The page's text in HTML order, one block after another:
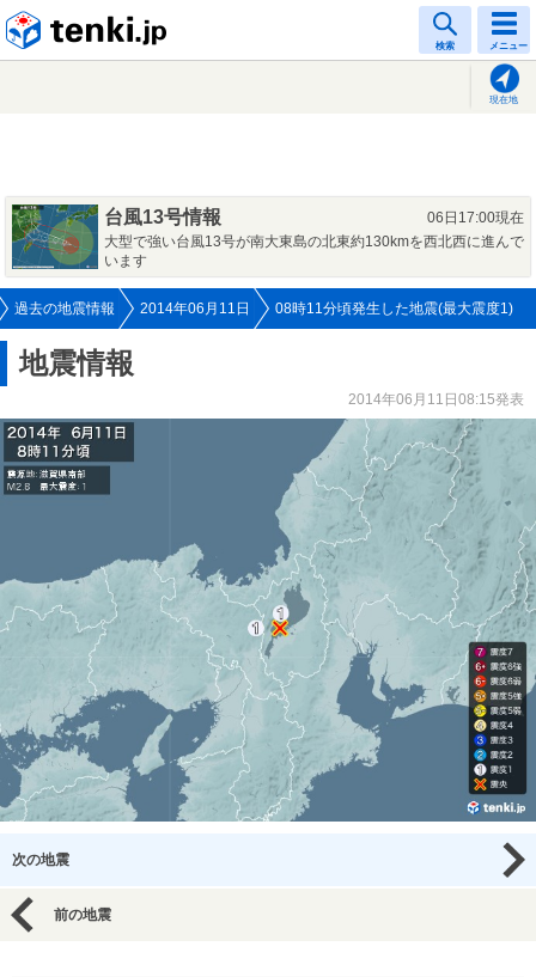
検索 メニュー
現在地
台風13号情報
06日17:00現在
大型で強い台風13号が南大東島の北東約130kmを西北西に進んで
います
過去の地震情報 2014年06月11日 08時11分頃発生した地震(最大震度1)
地震情報
2014年06月11日08:15発表
次の地震
前の地震